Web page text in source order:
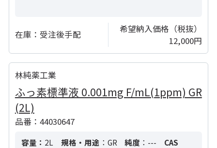
在庫： 受注後手配
希望納入価格（税抜）
12,000円
林純薬工業
ふっ素標準液 0.001mg F/mL(1ppm) GR
(2L)
品番：44030647
容量： 2L 規格・用途 ：GR 純度 ：---
CAS